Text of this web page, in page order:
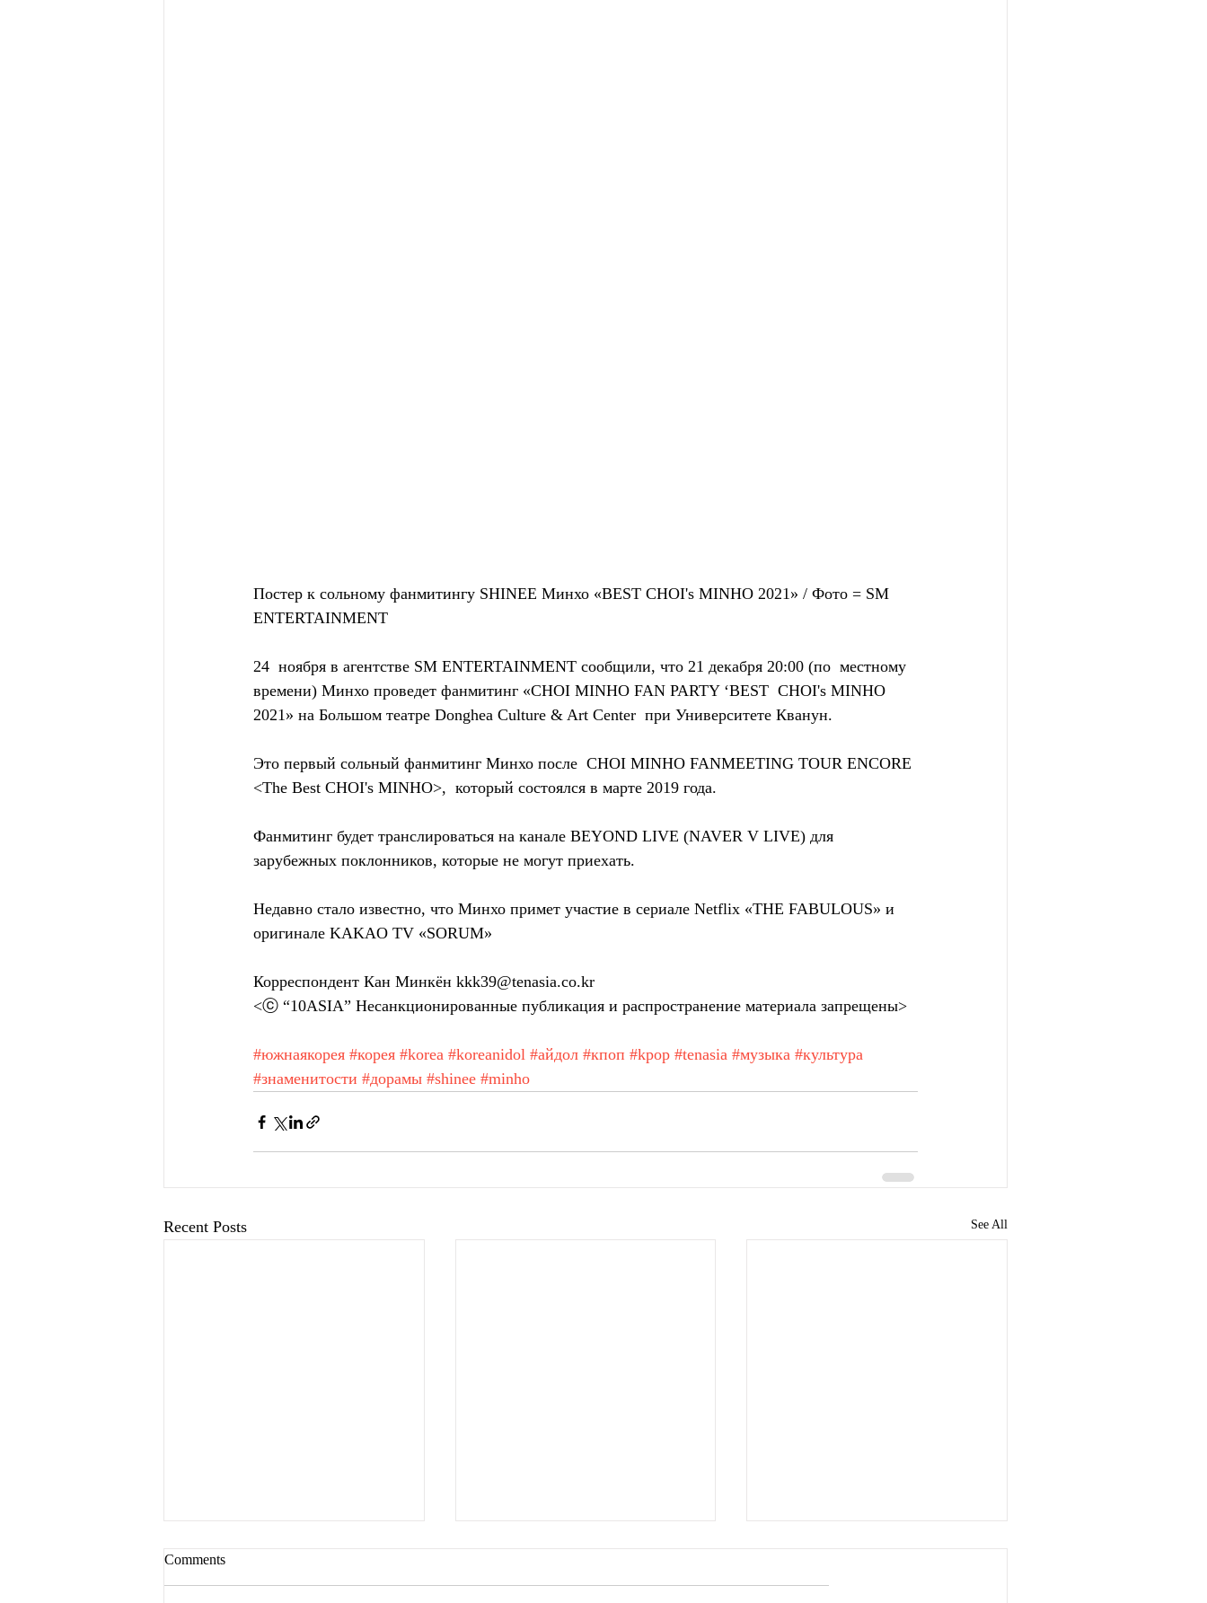
Постер к сольному фанмитингу SHINEE Минхо «BEST CHOI's MINHO 2021» / Фото = SM
ENTERTAINMENT
24  ноября в агентстве SM ENTERTAINMENT сообщили, что 21 декабря 20:00 (по  местному
времени) Минхо проведет фанмитинг «CHOI MINHO FAN PARTY ‘BEST  CHOI's MINHO
2021» на Большом театре Donghea Culture & Art Center  при Университете Кванун.
Это первый сольный фанмитинг Минхо после  CHOI MINHO FANMEETING TOUR ENCORE
<The Best CHOI's MINHO>,  который состоялся в марте 2019 года.
Фанмитинг будет транслироваться на канале BEYOND LIVE (NAVER V LIVE) для
зарубежных поклонников, которые не могут приехать.
Недавно стало известно, что Минхо примет участие в сериале Netflix «THE FABULOUS» и
оригинале KAKAO TV «SORUM»
Корреспондент Кан Минкён kkk39@tenasia.co.kr
<ⓒ “10ASIA” Несанкционированные публикация и распространение материала запрещены>
#южнаякорея #корея #korea #koreanidol #айдол #кпоп #kpop #tenasia #музыка #культура
#знаменитости #дорамы #shinee #minho
Recent Posts See All
Comments